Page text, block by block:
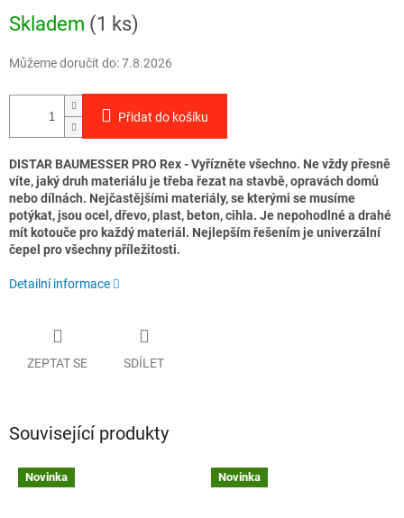
cena:
Skladem (1 ks)
Můžeme doručit do:7.8.2026
Přidat do košíku
DISTAR BAUMESSER PRO Rex - Vyřízněte všechno. Ne vždy přesně
víte, jaký druh materiálu je třeba řezat na stavbě, opravách domů
nebo dílnách. Nejčastějšími materiály, se kterými se musíme
potýkat, jsou ocel, dřevo, plast, beton, cihla. Je nepohodlné a drahé
mít kotouče pro každý materiál. Nejlepším řešením je univerzální
čepel pro všechny příležitosti.
Detailní informace
ZEPTAT SE SDÍLET
Související produkty
Novinka Novinka